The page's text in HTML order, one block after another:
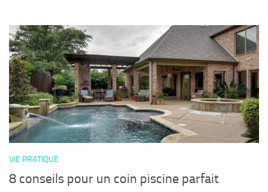
VIE PRATIQUE
8 conseils pour un coin piscine parfait